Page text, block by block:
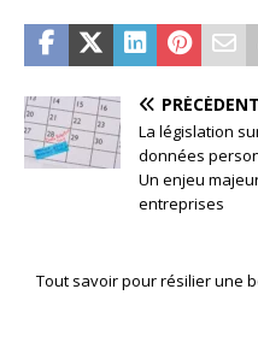
PRÉCÉDENT
La législation
données
Un enjeu
entreprises
Tout savoir pour résilier une